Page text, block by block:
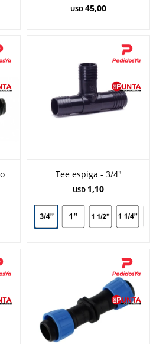
USD 45,00
Tee espiga - 3/4"
USD 1,10